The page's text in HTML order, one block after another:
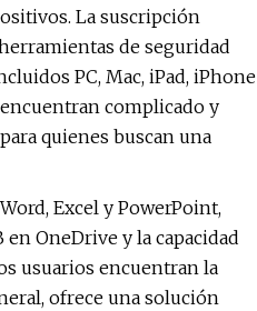
La suscripción
de seguridad
PC, Mac, iPad, iPhone
complicado y
quienes buscan una
Excel y PowerPoint,
OneDrive y la capacidad
usuarios encuentran la
ofrece una solución